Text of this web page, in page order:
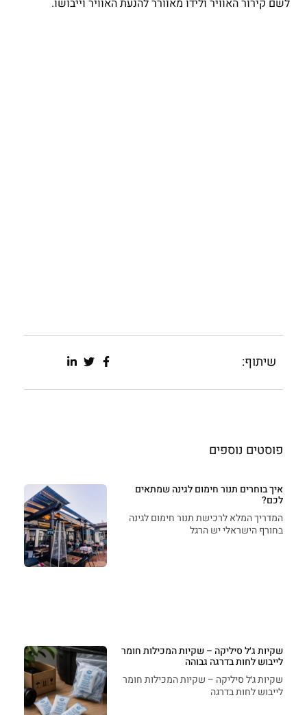
לשם קירור האוויר ולידו מאוורר להנעת האוויר וייבושו.
שיתוף:
פוסטים נוספים
איך בוחרים תנור חימום לגינה שמתאים
לכם?
המדריך המלא לרכישת תנור חימום לגינה
בחורף הישראלי יש הרגל
שקיות ג׳ל סיליקה – שקיות המכילות חומר
לייבוש לחות בדרגה גבוהה
שקיות ג׳ל סיליקה – שקיות המכילות חומר
לייבוש לחות בדרגה